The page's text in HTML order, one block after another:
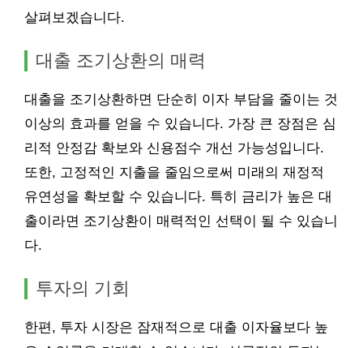
살펴보겠습니다.
대출 조기상환의 매력
대출을 조기상환하면 단순히 이자 부담을 줄이는 것
이상의 효과를 얻을 수 있습니다. 가장 큰 장점은 심
리적 안정감 확보와 신용점수 개선 가능성입니다.
또한, 고정적인 지출을 줄임으로써 미래의 재정적
유연성을 확보할 수 있습니다. 특히 금리가 높은 대
출이라면 조기상환이 매력적인 선택이 될 수 있습니
다.
투자의 기회
한편, 투자 시장은 잠재적으로 대출 이자율보다 높